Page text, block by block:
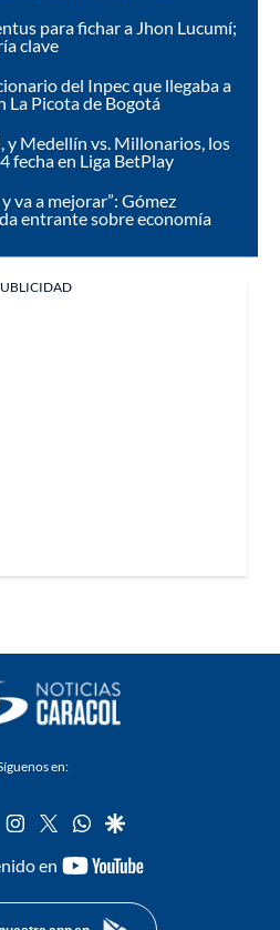
para fichar a Jhon Lucumí;
clave
del Inpec que llegaba a
La Picota de Bogotá
y Medellín vs. Millonarios, los
fecha en Liga BetPlay
va a mejorar”: Gómez
entrante sobre economía
en:
tiktok instagram
twitterwhatsapp
google
en
youtube-